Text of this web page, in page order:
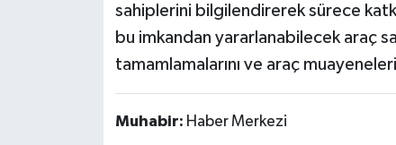
sahiplerini bilgilendirerek sürece
bu imkandan yararlanabilecek araç
tamamlamalarını ve araç
Muhabir: Haber Merkezi